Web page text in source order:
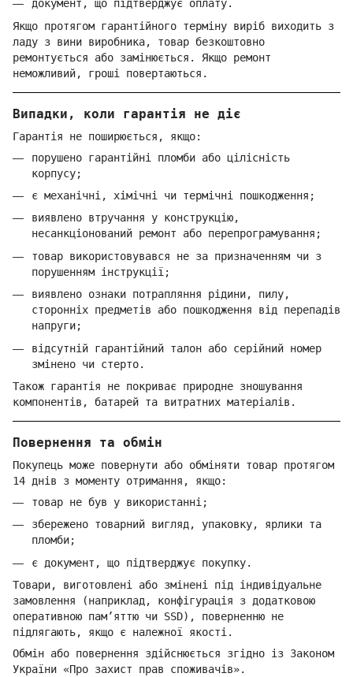
документ, що підтверджує оплату.
Якщо протягом гарантійного терміну виріб виходить з
ладу з вини виробника, товар безкоштовно
ремонтується або замінюється. Якщо ремонт
неможливий, гроші повертаються.
Випадки, коли гарантія не діє
Гарантія не поширюється, якщо:
порушено гарантійні пломби або цілісність
корпусу;
є механічні, хімічні чи термічні пошкодження;
виявлено втручання у конструкцію,
несанкціонований ремонт або перепрограмування;
товар використовувався не за призначенням чи з
порушенням інструкції;
виявлено ознаки потрапляння рідини, пилу,
сторонніх предметів або пошкодження від перепадів
напруги;
відсутній гарантійний талон або серійний номер
змінено чи стерто.
Також гарантія не покриває природне зношування
компонентів, батарей та витратних матеріалів.
Повернення та обмін
Покупець може повернути або обміняти товар протягом
14 днів з моменту отримання, якщо:
товар не був у використанні;
збережено товарний вигляд, упаковку, ярлики та
пломби;
є документ, що підтверджує покупку.
Товари, виготовлені або змінені під індивідуальне
замовлення (наприклад, конфігурація з додатковою
оперативною пам’яттю чи SSD), поверненню не
підлягають, якщо є належної якості.
Обмін або повернення здійснюється згідно із Законом
України «Про захист прав споживачів».